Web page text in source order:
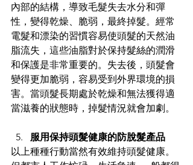
內部的結構，導致毛髮失去水分和彈
性，變得乾燥、脆弱，最終掉髮。經常
電髮和漂染的習慣容易使頭髮的天然油
脂流失，這些油脂對於保持髮絲的潤滑
和保護是非常重要的。失去後，頭髮會
變得更加脆弱，容易受到外界環境的損
害。當頭髮長期處於乾燥和無法獲得適
當滋養的狀態時，掉髮情況就會加劇。
服用保持頭髮健康的防脫髮產品
以上種種行動當然有效維持頭髮健康。